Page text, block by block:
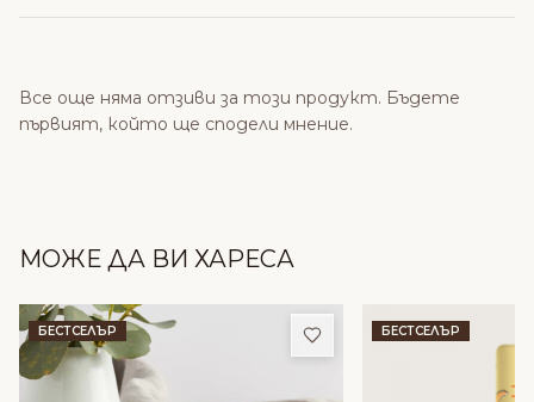
Все още няма отзиви за този продукт. Бъдете
първият, който ще сподели мнение.
МОЖЕ ДА ВИ ХАРЕСА
БЕСТСЕЛЪР Добави в любими
БЕСТСЕЛЪР